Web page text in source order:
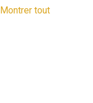
Montrer tout